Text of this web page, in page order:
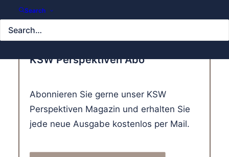
Search
KSW Perspektiven Abo
Abonnieren Sie gerne unser KSW
Perspektiven Magazin und erhalten Sie
jede neue Ausgabe kostenlos per Mail.